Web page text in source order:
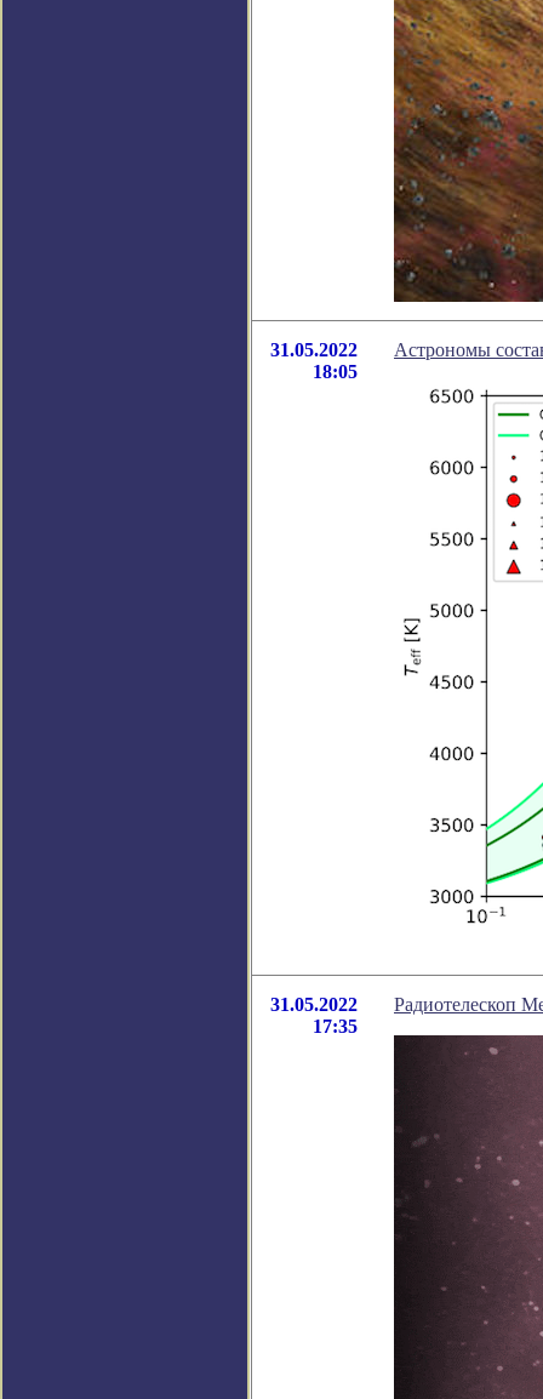
31.05.2022
18:05
Астрономы
31.05.2022
17:35
Радиотелескоп